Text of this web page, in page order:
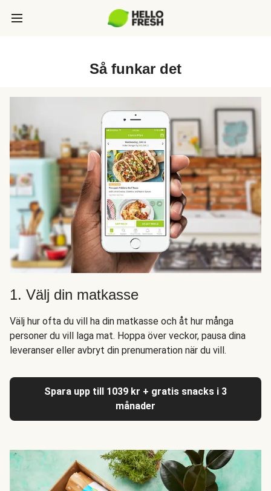
Så funkar det
1. Välj din matkasse
Välj hur ofta du vill ha din matkasse och åt hur många
personer du vill laga mat. Hoppa över veckor, pausa dina
leveranser eller avbryt din prenumeration när du vill.
Spara upp till 1039 kr + gratis snacks i 3
månader